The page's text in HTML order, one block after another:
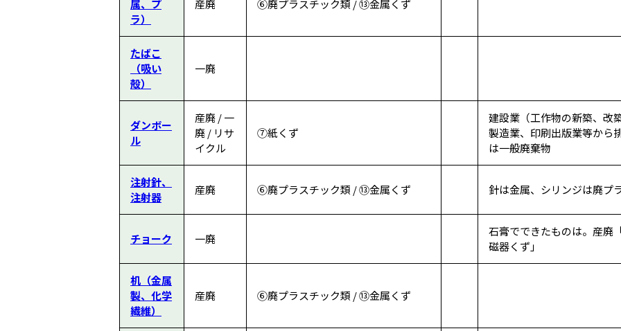
属、プ
ラ）
産廃 ⑥廃プラスチック類 / ⑬金属くず
たばこ
（吸い
殻）
一廃
ダンボー
ル
産廃 / 一
廃 / リサ
イクル
⑦紙くず
建設業（工作物の新築、改
製造業、印刷出版業等から
は一般廃棄物
注射針、
注射器
産廃 ⑥廃プラスチック類 / ⑬金属くず 針は金属、シリンジは廃プ
チョーク 一廃
石膏でできたものは。産廃
磁器くず」
机（金属
製、化学
繊維）
産廃 ⑥廃プラスチック類 / ⑬金属くず